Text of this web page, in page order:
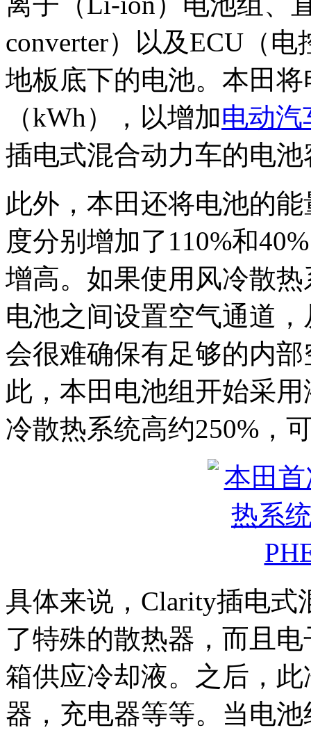
converter）以及ECU（
地板底下的电池。本田
（kWh），以增加电动汽
插电式混合动力车的电
此外，本田还将电池的
度分别增加了110%和
增高。如果使用风冷散
电池之间设置空气通道
会很难确保有足够的内
此，本田电池组开始采
冷散热系统高约250%，
具体来说，Clarity插电
了特殊的散热器，而且
箱供应冷却液。之后，
器，充电器等等。当电